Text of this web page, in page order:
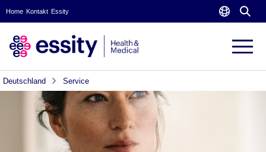
Home Kontakt Essity
Deutschland Service